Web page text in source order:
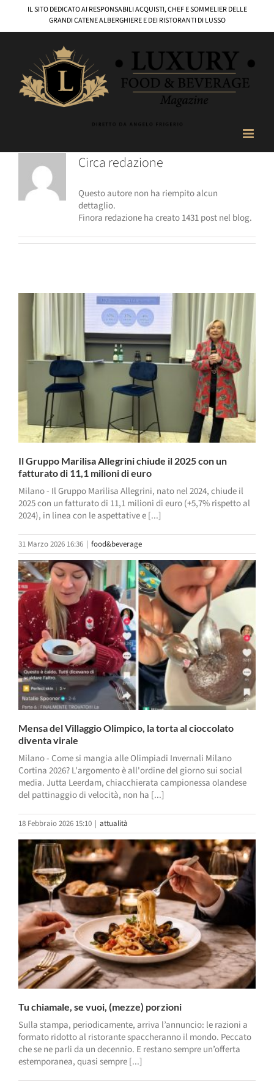
contenuto
IL SITO DEDICATO AI RESPONSABILI ACQUISTI, CHEF E SOMMELIER DELLE
GRANDI CATENE ALBERGHIERE E DEI RISTORANTI DI LUSSO
Circa redazione
Questo autore non ha riempito alcun
dettaglio.
Finora redazione ha creato 1431 post nel blog.
Il Gruppo Marilisa Allegrini chiude il 2025 con un
fatturato di 11,1 milioni di euro
Milano - Il Gruppo Marilisa Allegrini, nato nel 2024, chiude il
2025 con un fatturato di 11,1 milioni di euro (+5,7% rispetto al
2024), in linea con le aspettative e [...]
31 Marzo 2026 16:36 | food&beverage
Mensa del Villaggio Olimpico, la torta al cioccolato
diventa virale
Milano - Come si mangia alle Olimpiadi Invernali Milano
Cortina 2026? L'argomento è all'ordine del giorno sui social
media. Jutta Leerdam, chiacchierata campionessa olandese
del pattinaggio di velocità, non ha [...]
18 Febbraio 2026 15:10 | attualità
Tu chiamale, se vuoi, (mezze) porzioni
Sulla stampa, periodicamente, arriva l’annuncio: le razioni a
formato ridotto al ristorante spaccheranno il mondo. Peccato
che se ne parli da un decennio. E restano sempre un’offerta
estemporanea, quasi sempre [...]